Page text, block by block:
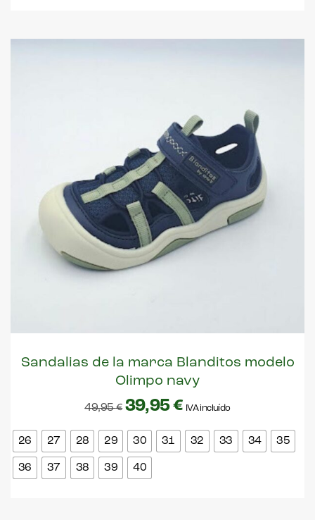
Sandalias de la marca Blanditos modelo
Olimpo navy
49,95€ 39,95€ IVA incluído
26 27 28 29 30 31 32 33 34 35
36 37 38 39 40